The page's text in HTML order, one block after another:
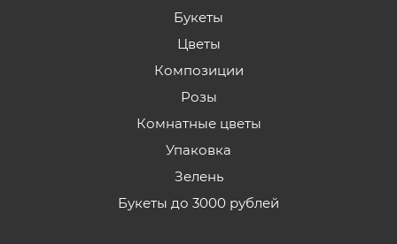
Букеты
Цветы
Композиции
Розы
Комнатные цветы
Упаковка
Зелень
Букеты до 3000 рублей